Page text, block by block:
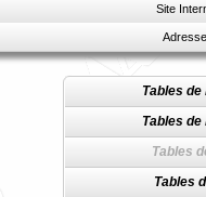
Site
Tables
Tables
Tables
Tables